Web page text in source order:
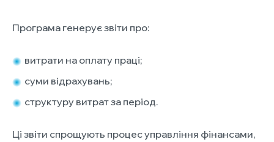
Програма генерує звіти про:
витрати на оплату праці;
суми відрахувань;
структуру витрат за період.
Ці звіти спрощують процес управління фінансами,